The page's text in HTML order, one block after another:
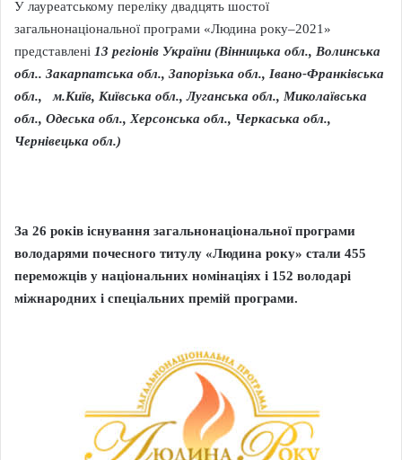
У лауреатському переліку двадцять шостої
загальнонаціональної програми «Людина року–2021»
представлені 13 регіонів України (Вінницька обл., Волинська
обл.. Закарпатська обл., Запорізька обл., Івано-Франківська
обл., м.Київ, Київська обл., Луганська обл., Миколаївська
обл., Одеська обл., Херсонська обл., Черкаська обл.,
Чернівецька обл.)
За 26 років існування загальнонаціональної програми
володарями почесного титулу «Людина року» стали 455
переможців у національних номінаціях і 152 володарі
міжнародних і спеціальних премій програми.